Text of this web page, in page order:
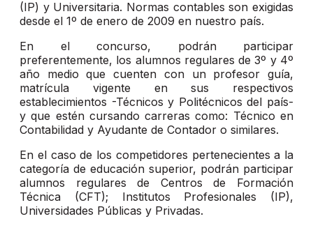
(IP) y Universitaria. Normas contables son exigidas
desde el 1º de enero de 2009 en nuestro país.
En el concurso, podrán participar
preferentemente, los alumnos regulares de 3º y 4º
año medio que cuenten con un profesor guía,
matrícula vigente en sus respectivos
establecimientos -Técnicos y Politécnicos del país-
y que estén cursando carreras como: Técnico en
Contabilidad y Ayudante de Contador o similares.
En el caso de los competidores pertenecientes a la
categoría de educación superior, podrán participar
alumnos regulares de Centros de Formación
Técnica (CFT); Institutos Profesionales (IP),
Universidades Públicas y Privadas.